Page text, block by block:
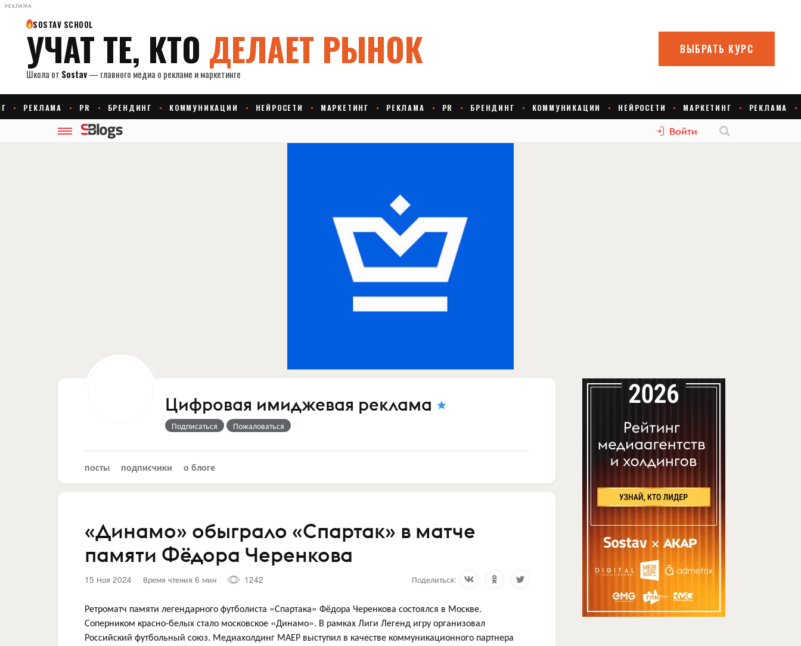
РЕКЛАМА
Войти
Цифровая имиджевая реклама
Подписаться Пожаловаться
посты подписчики о блоге
«Динамо» обыграло «Спартак» в матче
памяти Фёдора Черенкова
15 Ноя 2024 Время чтения 6 мин 1242 Поделиться:
Ретроматч памяти легендарного футболиста «Спартака» Фёдора Черенкова состоялся в Москве.
Соперником красно-белых стало московское «Динамо». В рамках Лиги Легенд игру организовал
Российский футбольный союз. Медиахолдинг МАЕР выступил в качестве коммуникационного партнера